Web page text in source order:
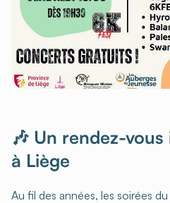
🎶 Un rendez-
à Liège
Au fil des années, les soirées du